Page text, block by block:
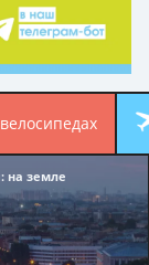
велосипедах
: на земле